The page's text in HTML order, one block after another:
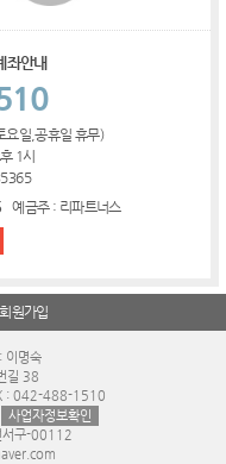
좌안내
요일,공휴일 휴무)
1시
예금주 : 리파트너스
회원가입
이명숙
길 38
: 042-488-1510
사업자정보확인
서구-00112